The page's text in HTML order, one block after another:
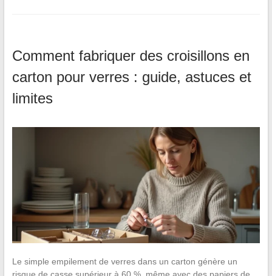
Comment fabriquer des croisillons en
carton pour verres : guide, astuces et
limites
Le simple empilement de verres dans un carton génère un